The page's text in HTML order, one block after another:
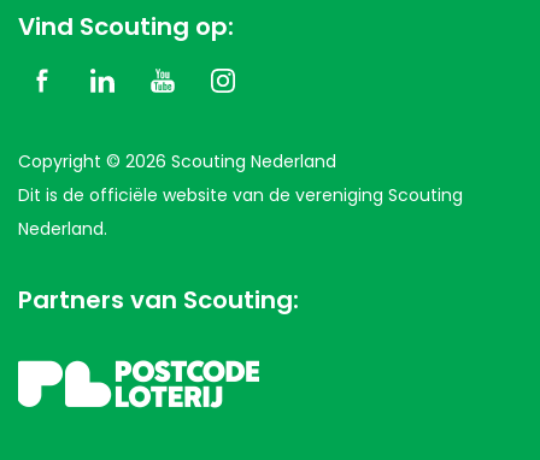
Vind Scouting op:
Copyright © 2026 Scouting Nederland
Dit is de officiële website van de vereniging Scouting
Nederland.
Partners van Scouting: